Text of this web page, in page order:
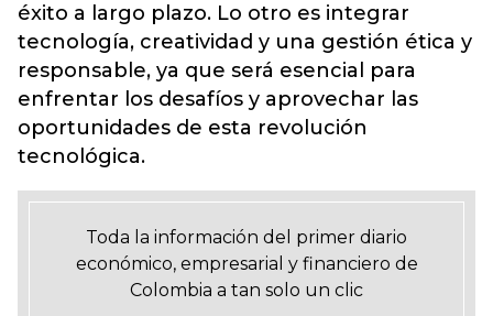
éxito a largo plazo. Lo otro es integrar
tecnología, creatividad y una gestión ética y
responsable, ya que será esencial para
enfrentar los desafíos y aprovechar las
oportunidades de esta revolución
tecnológica.
Toda la información del primer diario
económico, empresarial y financiero de
Colombia a tan solo un clic